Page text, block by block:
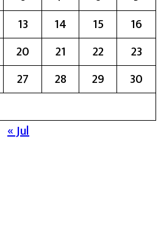
13 14 15
16
20 21 22
23
27 28 29
30
« Jul